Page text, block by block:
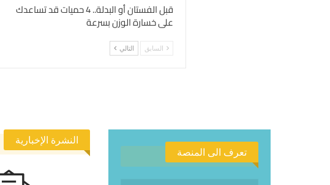
قبل الفستان أو البدلة.. 4 حميات قد تساعدك
على خسارة الوزن بسرعة
السابق التالي
تعرف الى المنصة
النشرة الإخبارية